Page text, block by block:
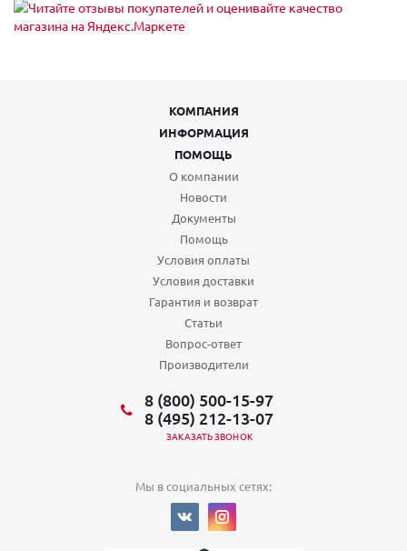
КОМПАНИЯ
ИНФОРМАЦИЯ
ПОМОЩЬ
О компании
Новости
Документы
Помощь
Условия оплаты
Условия доставки
Гарантия и возврат
Статьи
Вопрос-ответ
Производители
8 (800) 500-15-97
8 (495) 212-13-07
ЗАКАЗАТЬ ЗВОНОК
Мы в социальных сетях: